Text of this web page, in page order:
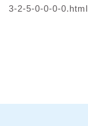
3-2-5-0-0-0-0.html